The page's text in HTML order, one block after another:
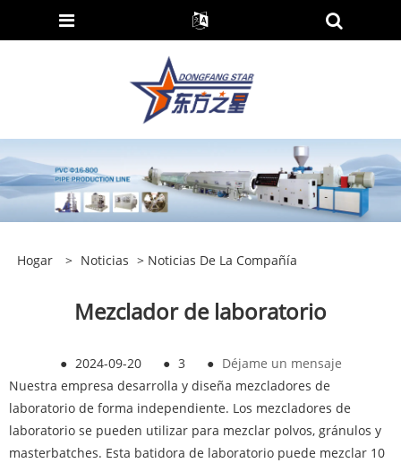
Hogar > Noticias > Noticias De La Compañía
Mezclador de laboratorio
● 2024-09-20 ● 3 ● Déjame un mensaje
Nuestra empresa desarrolla y diseña mezcladores de
laboratorio de forma independiente. Los mezcladores de
laboratorio se pueden utilizar para mezclar polvos, gránulos y
masterbatches. Esta batidora de laboratorio puede mezclar 10